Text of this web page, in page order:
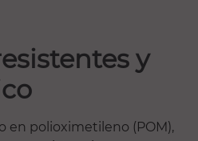
y
en polioximetileno (POM),